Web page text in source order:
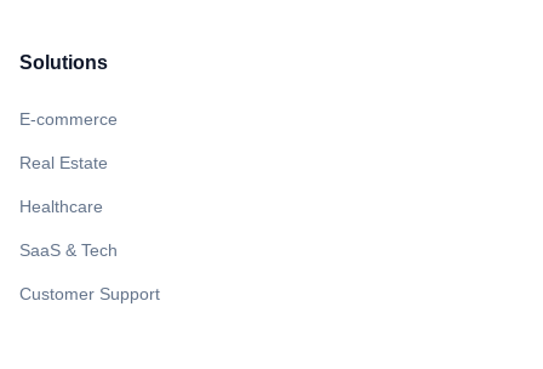
Solutions
E-commerce
Real Estate
Healthcare
SaaS & Tech
Customer Support